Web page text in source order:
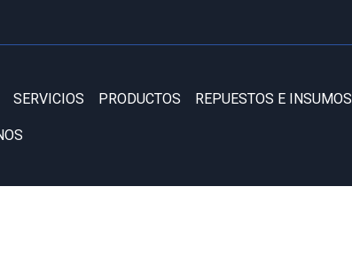
SERVICIOS PRODUCTOS REPUESTOS E INSUMOS